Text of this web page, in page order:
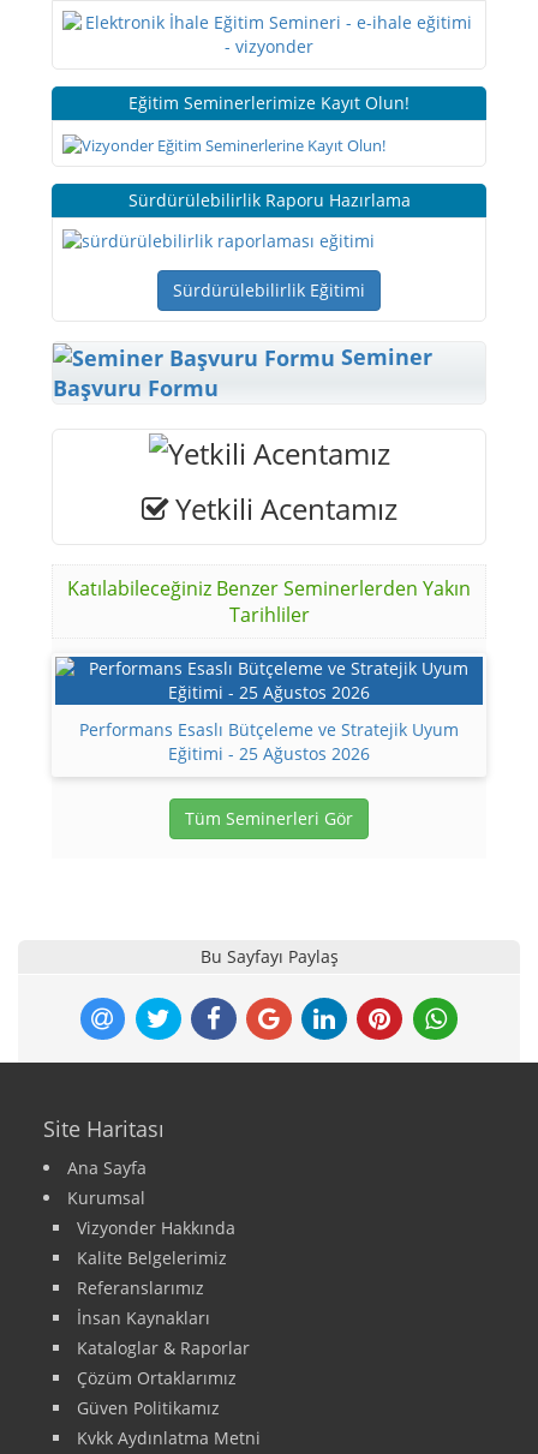
Eğitim Seminerlerimize Kayıt Olun!
Sürdürülebilirlik Raporu Hazırlama
Sürdürülebilirlik Eğitimi
Seminer
Başvuru Formu
Yetkili Acentamız
Katılabileceğiniz Benzer Seminerlerden Yakın
Tarihliler
Performans Esaslı Bütçeleme ve Stratejik Uyum
Eğitimi - 25 Ağustos 2026
Tüm Seminerleri Gör
Bu Sayfayı Paylaş
Site Haritası
Ana Sayfa
Kurumsal
Vizyonder Hakkında
Kalite Belgelerimiz
Referanslarımız
İnsan Kaynakları
Kataloglar & Raporlar
Çözüm Ortaklarımız
Güven Politikamız
Kvkk Aydınlatma Metni